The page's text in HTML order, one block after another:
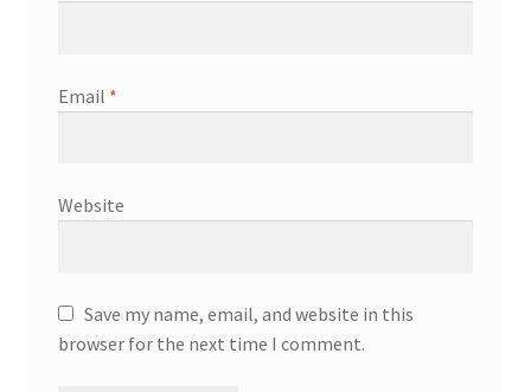
Email *
Website
Save my name, email, and website in this
browser for the next time I comment.